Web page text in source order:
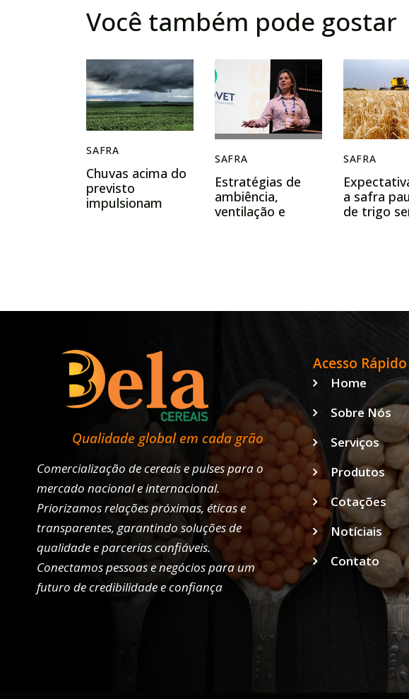
Você também pode gostar
SAFRA
Chuvas acima do
previsto
impulsionam
SAFRA
Estratégias de
ambiência,
ventilação e
SAFRA
a safra
de trigo
Qualidade global em cada grão
Comercialização de cereais e pulses para o
mercado nacional e internacional.
Priorizamos relações próximas, éticas e
transparentes, garantindo soluções de
qualidade e parcerias confiáveis.
Conectamos pessoas e negócios para um
futuro de credibilidade e confiança
Acesso Rápido
Home
Sobre Nós
Serviços
Produtos
Cotações
Notíciais
Contato